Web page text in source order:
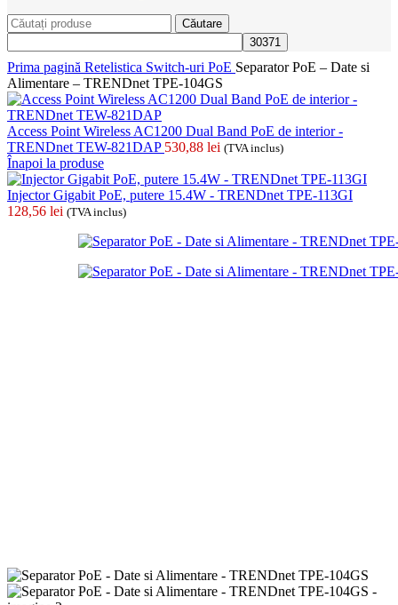
Căutare
Prima pagină Retelistica Switch-uri PoE Separator PoE – Date si
Alimentare – TRENDnet TPE-104GS
Access Point Wireless AC1200 Dual Band PoE de interior -
TRENDnet TEW-821DAP 530,88 lei (TVA inclus)
Înapoi la produse
Injector Gigabit PoE, putere 15.4W - TRENDnet TPE-113GI
128,56 lei (TVA inclus)